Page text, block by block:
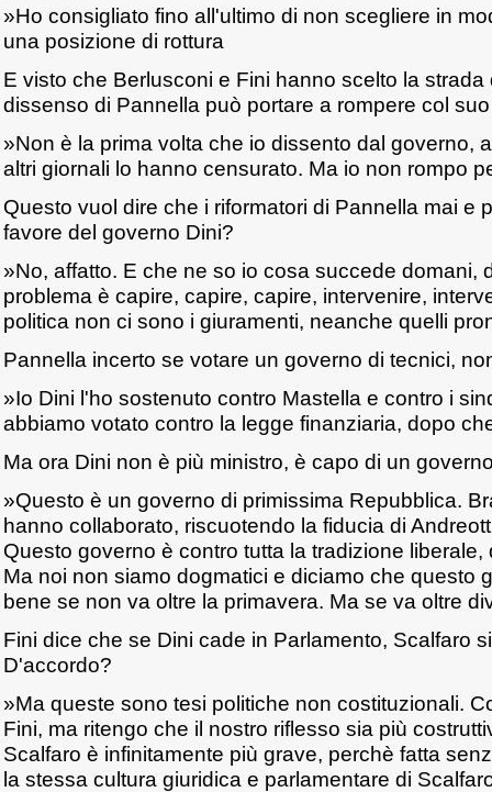
»Ho consigliato fino all'ultimo di non scegliere in
una posizione di rottura
E visto che Berlusconi e Fini hanno scelto la strada
dissenso di Pannella può portare a rompere col
»Non è la prima volta che io dissento dal governo,
altri giornali lo hanno censurato. Ma io non rompo
Questo vuol dire che i riformatori di Pannella mai e
favore del governo Dini?
»No, affatto. E che ne so io cosa succede domani,
problema è capire, capire, capire, intervenire,
politica non ci sono i giuramenti, neanche quelli
Pannella incerto se votare un governo di tecnici,
»Io Dini l'ho sostenuto contro Mastella e contro i
abbiamo votato contro la legge finanziaria, dopo
Ma ora Dini non è più ministro, è capo di un
»Questo è un governo di primissima Repubblica.
hanno collaborato, riscuotendo la fiducia di
Questo governo è contro tutta la tradizione
Ma noi non siamo dogmatici e diciamo che questo
bene se non va oltre la primavera. Ma se va oltre
Fini dice che se Dini cade in Parlamento, Scalfaro
D'accordo?
»Ma queste sono tesi politiche non costituzionali.
Fini, ma ritengo che il nostro riflesso sia più
Scalfaro è infinitamente più grave, perchè fatta
la stessa cultura giuridica e parlamentare di